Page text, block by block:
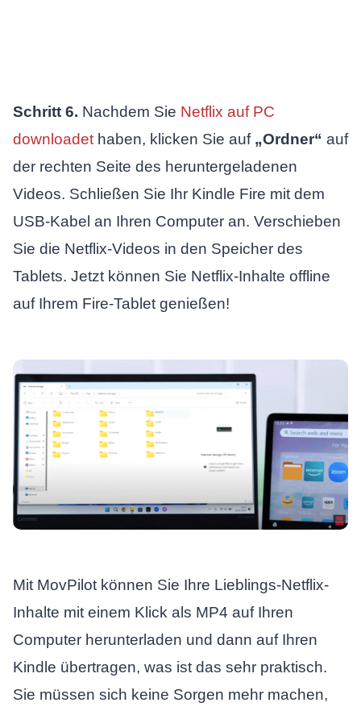
Schritt 6. Nachdem Sie Netflix auf PC
downloadethaben, klicken Sie auf „Ordner“ auf
der rechten Seite des heruntergeladenen
Videos. Schließen Sie Ihr Kindle Fire mit dem
USB-Kabel an Ihren Computer an. Verschieben
Sie die Netflix-Videos in den Speicher des
Tablets. Jetzt können Sie Netflix-Inhalte offline
auf Ihrem Fire-Tablet genießen!
Mit MovPilot können Sie Ihre Lieblings-Netflix-
Inhalte mit einem Klick als MP4 auf Ihren
Computer herunterladen und dann auf Ihren
Kindle übertragen, was ist das sehr praktisch.
Sie müssen sich keine Sorgen mehr machen,